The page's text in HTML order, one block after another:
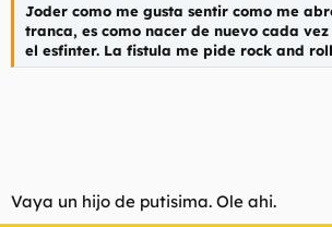
Joder como me gusta sentir como me
tranca, es como nacer de nuevo cada
el esfinter. La fistula me pide rock and
Vaya un hijo de putisima. Ole ahi.